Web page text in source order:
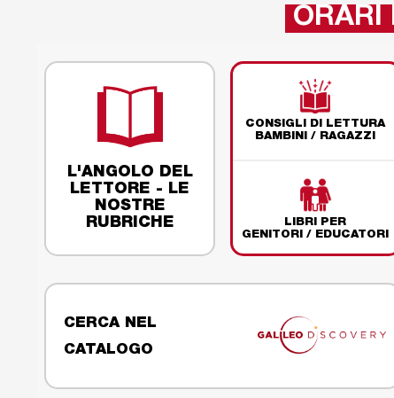
ORARI
L'ANGOLO DEL
LETTORE - LE
NOSTRE
RUBRICHE
CONSIGLI DI LETTURA
BAMBINI / RAGAZZI
LIBRI PER
GENITORI / EDUCATORI
CERCA NEL
CATALOGO